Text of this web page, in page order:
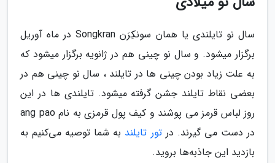
سال نو تایلندی یا همان سونکِرَن Songkran در ماه آوریل
برگزار میشود. و سال نو چینی هم در ژانویه برگزار میشود که
به علت زیاد بودن چینی ها در تایلند ، سال نو چینی هم در
بعضی نقاط تایلند جشن گرفته میشود. تایلندی ها در این
روز لباس قرمز می پوشند و کیف پول قرمزی به نام ang pao
در دست می گیرند. درتور تایلند به شما توصیه می‌کنیم به
بازدید این جاذبه‌ها بروید.